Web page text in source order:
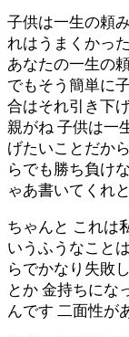
子供は一生の頼
れはうまくかっ
あなたの一生の
でもそう簡単に
合はそれ引き下
親がね 子供は一
げたいことだか
らでも勝ち負け
ゃあ書いてくれと
ちゃんと これは
いうふうなこと
らでかなり失敗
とか 金持ちにな
んです 二面性が